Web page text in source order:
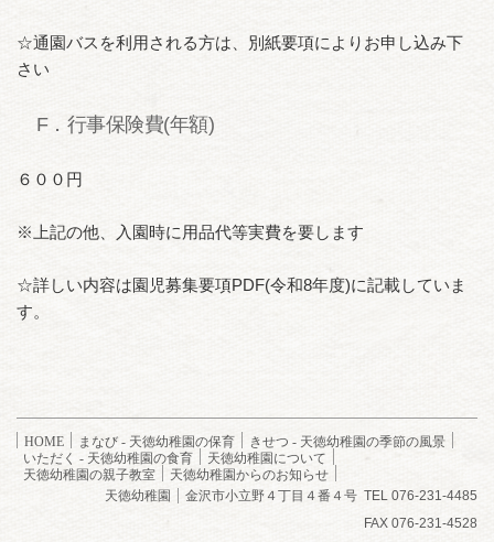
☆通園バスを利用される方は、別紙要項によりお申し込み下
さい
F．行事保険費(年額)
６００円
※上記の他、入園時に用品代等実費を要します
☆詳しい内容は園児募集要項PDF(令和8年度)に記載していま
す。
HOME まなび - 天徳幼稚園の保育 きせつ - 天徳幼稚園の季節の風景
いただく - 天徳幼稚園の食育
天徳幼稚園について
天徳幼稚園の親子教室
天徳幼稚園からのお知らせ
天徳幼稚園
金沢市小立野４丁目４番４号 TEL 076-231-4485
FAX 076-231-4528